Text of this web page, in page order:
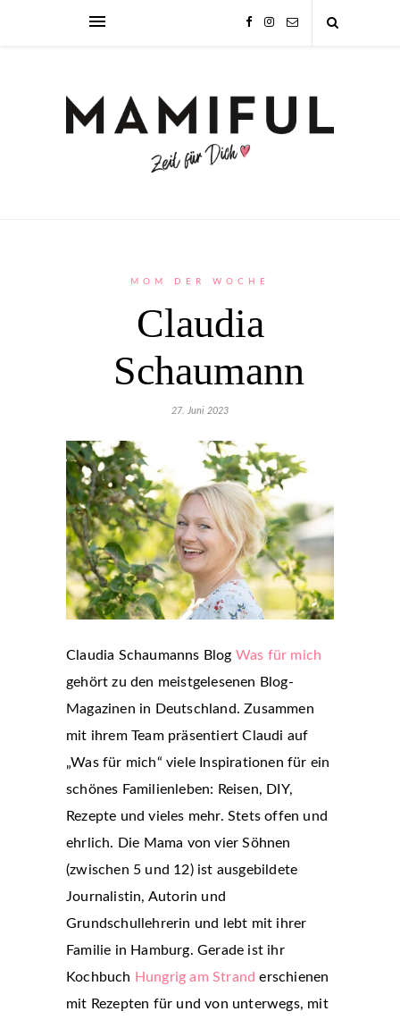
MOM DER WOCHE
Claudia
Schaumann
27. Juni 2023
Claudia Schaumanns Blog Was für mich
gehört zu den meistgelesenen Blog-
Magazinen in Deutschland. Zusammen
mit ihrem Team präsentiert Claudi auf
„Was für mich“ viele Inspirationen für ein
schönes Familienleben: Reisen, DIY,
Rezepte und vieles mehr. Stets offen und
ehrlich. Die Mama von vier Söhnen
(zwischen 5 und 12) ist ausgebildete
Journalistin, Autorin und
Grundschullehrerin und lebt mit ihrer
Familie in Hamburg. Gerade ist ihr
Kochbuch Hungrig am Strand erschienen
mit Rezepten für und von unterwegs, mit